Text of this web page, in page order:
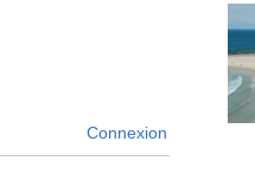
Connexion